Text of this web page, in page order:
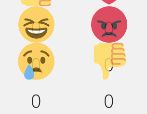
0 0
Дикий
смех!
0
Агрессия!
0
Грусть :(
0
Палец
вниз!
0